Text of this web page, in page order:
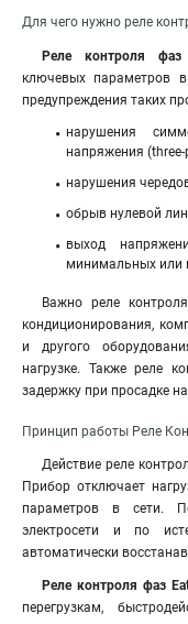
Для чего нужно реле
Реле контроля фаз
ключевых параметров
предупреждения таких
нарушения
напряжения
нарушения
обрыв нулевой
выход
минимальных или
Важно реле
кондиционирования,
и другого
нагрузке. Также реле
задержку при просадке
Принцип работы Реле
Действие реле
Прибор отключает
параметров в сети.
электросети и по
автоматически
Реле контроля фаз
перегрузкам,